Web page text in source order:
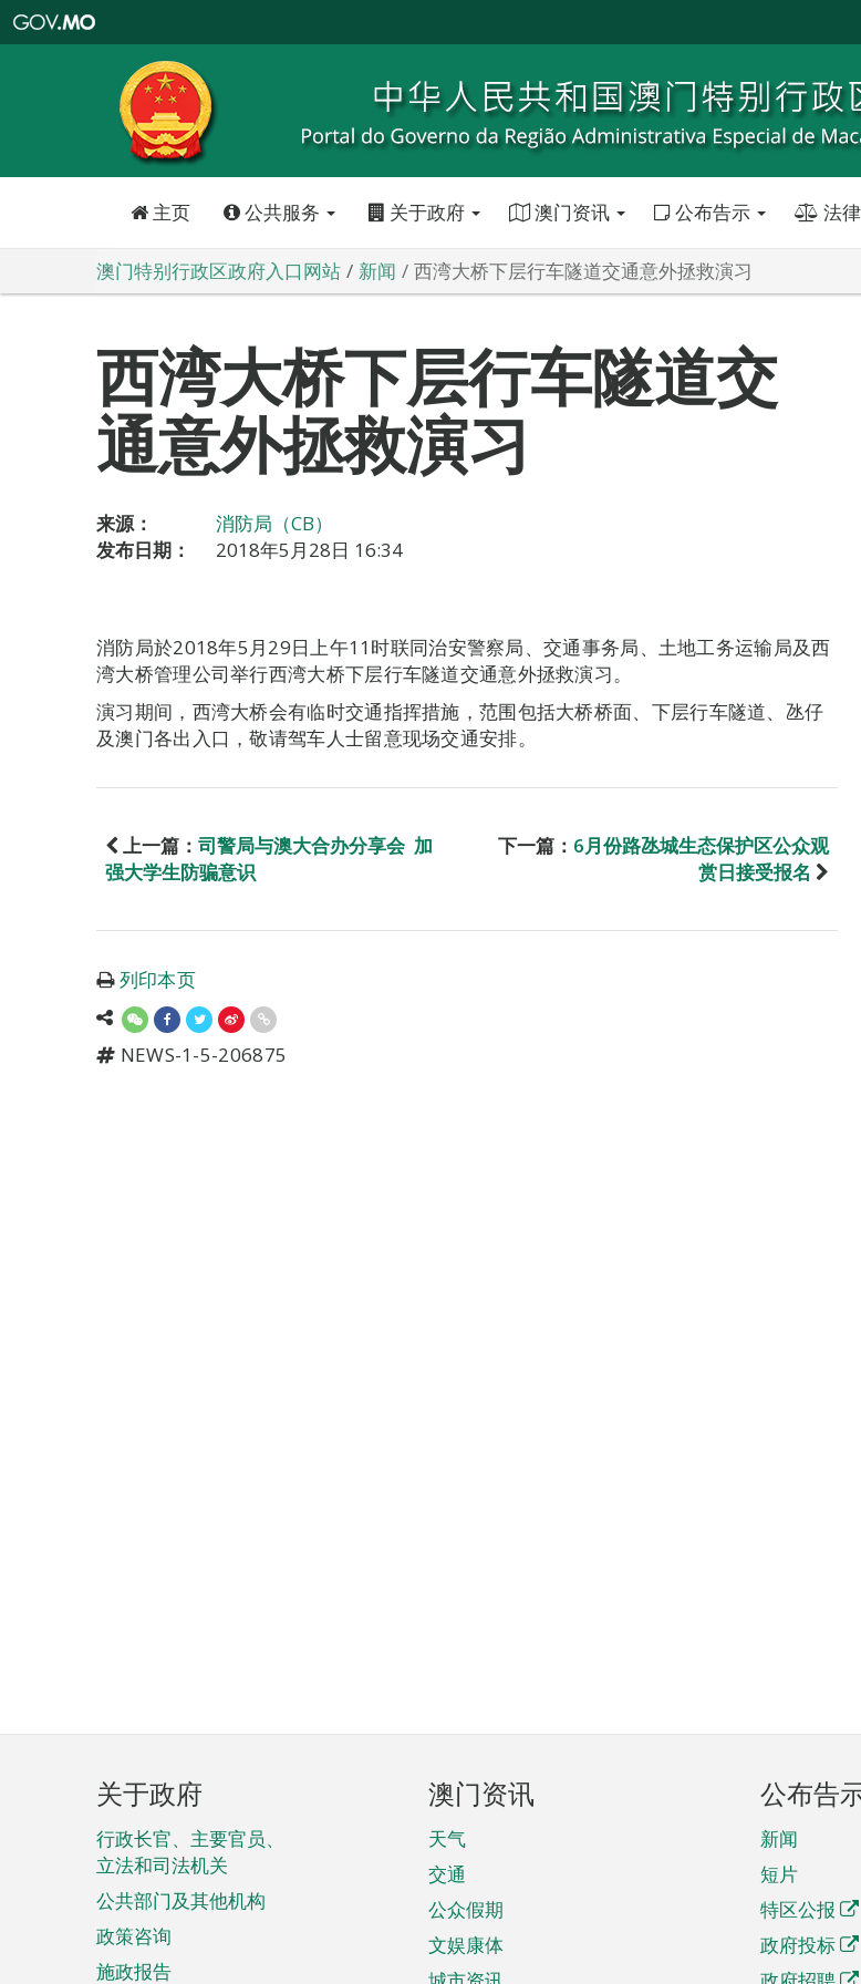
特
政
区
政
口
主页 公共服务 关于政府 澳门资讯 公布告示 法
澳门特别行政区政府入口网站 新闻 西湾大桥下层行车隧道交通意外拯救演习
西湾大桥下层行车隧道交
通意外拯救演习
来源：
消防局（CB）
发布日期：
2018年5月28日 16:34
消防局於2018年5月29日上午11时联同治安警察局、交通事务局、土地工务运输局及西
湾大桥管理公司举行西湾大桥下层行车隧道交通意外拯救演习。
演习期间，西湾大桥会有临时交通指挥措施，范围包括大桥桥面、下层行车隧道、氹仔
及澳门各出入口，敬请驾车人士留意现场交通安排。
上一篇： 司警局与澳大合办分享会 加
强大学生防骗意识
下一篇： 6月份路氹城生态保护区公众观
赏日接受报名
列印本页
NEWS-1-5-206875
页
脚
菜
单
关于政府
行政长官、主要官员、
立法和司法机关
公共部门及其他机构
政策咨询
施政报告
澳门资讯
天气
交通
公众假期
文娱康体
公布告
新闻
短片
特区公报
政府投标